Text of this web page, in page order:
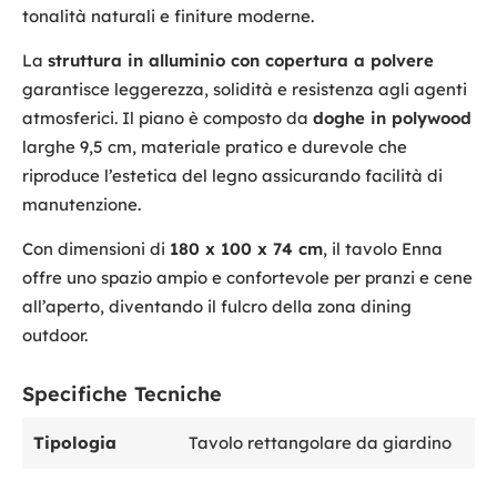
tonalità naturali e finiture moderne.
La struttura in alluminio con copertura a polvere
garantisce leggerezza, solidità e resistenza agli agenti
atmosferici. Il piano è composto da doghe in polywood
larghe 9,5 cm, materiale pratico e durevole che
riproduce l’estetica del legno assicurando facilità di
manutenzione.
Con dimensioni di 180 x 100 x 74 cm, il tavolo Enna
offre uno spazio ampio e confortevole per pranzi e cene
all’aperto, diventando il fulcro della zona dining
outdoor.
Specifiche Tecniche
Tipologia Tavolo rettangolare da giardino